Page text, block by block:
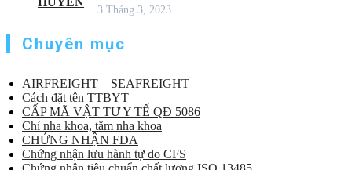
3 Tháng 3, 2023
Chuyên mục
AIRFREIGHT – SEAFREIGHT
Cách đặt tên TTBYT
CẤP MÃ VẬT TƯ Y TẾ QĐ 5086
Chỉ nha khoa, tăm nha khoa
CHỨNG NHẬN FDA
Chứng nhận lưu hành tự do CFS